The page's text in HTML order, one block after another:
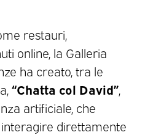
restauri,
online, la Galleria
ha creato, tra le
“Chatta col David”
artificiale, che
direttamente